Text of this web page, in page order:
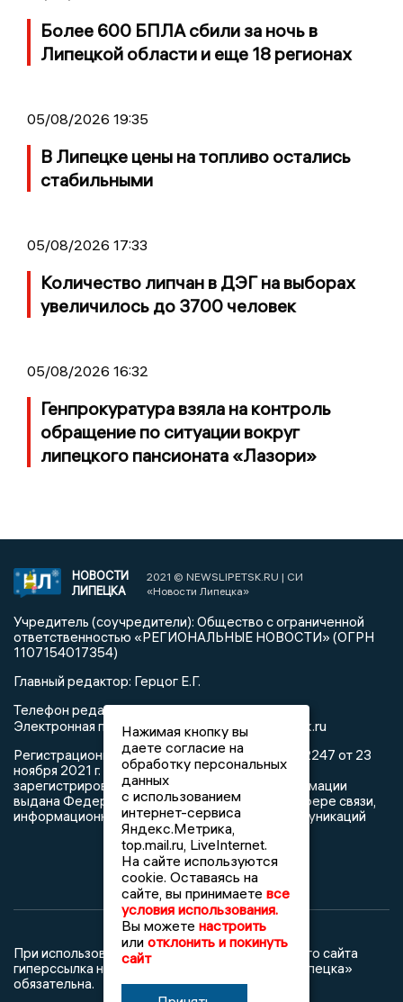
Более 600 БПЛА сбили за ночь в
Липецкой области и еще 18 регионах
05/08/2026 19:35
В Липецке цены на топливо остались
стабильными
05/08/2026 17:33
Количество липчан в ДЭГ на выборах
увеличилось до 3700 человек
05/08/2026 16:32
Генпрокуратура взяла на контроль
обращение по ситуации вокруг
липецкого пансионата «Лазори»
НОВОСТИ
ЛИПЕЦКА
2021 © NEWSLIPETSK.RU | СИ
«Новости Липецка»
Учредитель (соучредители): Общество с ограниченной
ответственностью «РЕГИОНАЛЬНЫЕ НОВОСТИ» (ОГРН
1107154017354)
Главный редактор: Герцог Е.Г.
Телефон редакции: +7 903 699 9427
Электронная почта редакции:info@newslipetsk.ru
Регистрационный номер: серия Эл № ФС77-82247 от 23
ноября 2021 г. согласно выписке из реестра
зарегистрированных средств массовой информации
выдана Федеральной службой по надзору в сфере связи,
информационных технологий и массовых коммуникаций
При использовании любого материала с данного сайта
гиперссылка на Сетевое издание «Новости Липецка»
обязательна.
Нажимая кнопку вы
даете согласие на
обработку персональных
данных
с использованием
интернет-сервиса
Яндекс.Метрика,
top.mail.ru, LiveInternet.
На сайте используются
cookie. Оставаясь на
сайте, вы принимаете все
условия использования.
Вы можете настроить
или отклонить и покинуть
сайт